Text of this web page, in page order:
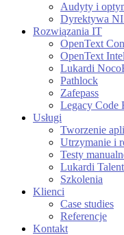
Audyty i
Dyrektywa
Rozwiązania IT
OpenText
OpenText
Lukardi
Pathlock
Zafepass
Legacy Code
Usługi
Tworzenie
Utrzymanie i
Testy
Lukardi
Szkolenia
Klienci
Case studies
Referencje
Kontakt